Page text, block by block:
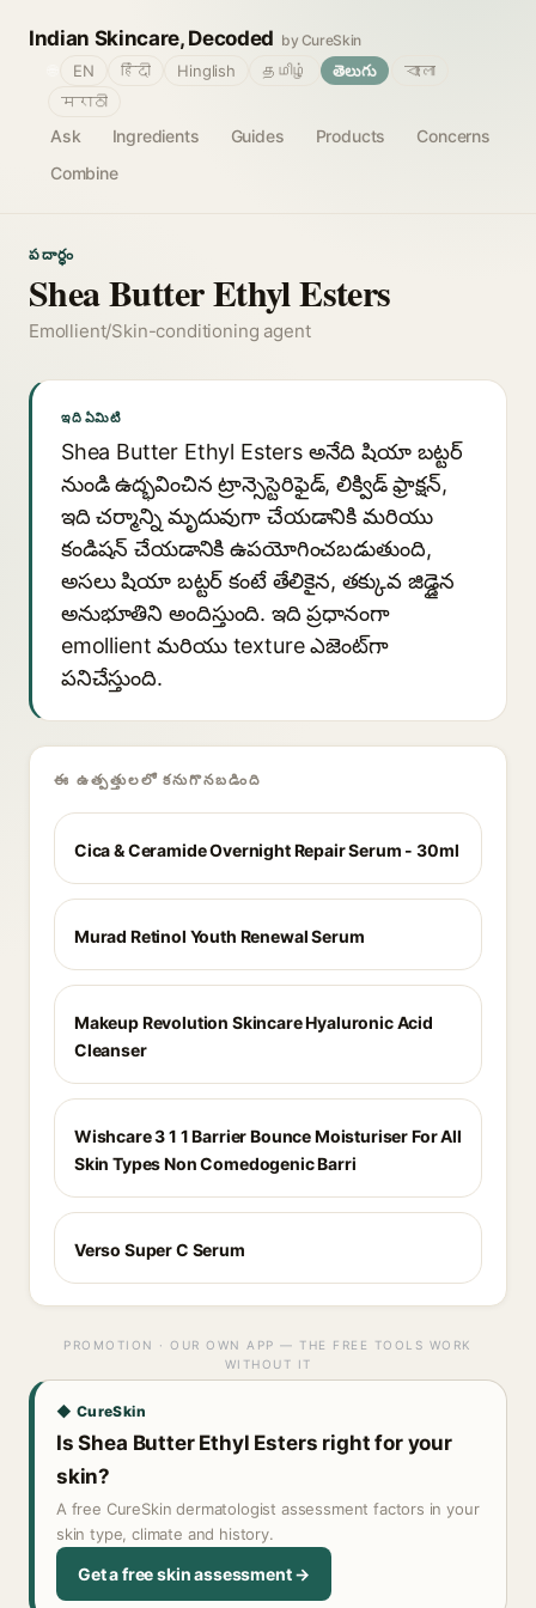
Indian Skincare, Decoded by CureSkin
Ask Ingredients Guides Products
Concerns
Combine
EN हिंदी Hinglish தமிழ் తెలుగు
বাংলা
मराठी
పదార్థం
Shea Butter Ethyl Esters
Emollient/Skin-conditioning agent
ఇది ఏమిటి
Shea Butter Ethyl Esters అనేది షియా బట్టర్
నుండి ఉద్భవించిన ట్రాన్సెస్టెరిఫైడ్, లిక్విడ్ ఫ్రాక్షన్,
ఇది చర్మాన్ని మృదువుగా చేయడానికి మరియు
కండిషన్ చేయడానికి ఉపయోగించబడుతుంది,
అసలు షియా బట్టర్ కంటే తేలికైన, తక్కువ జిడ్డైన
అనుభూతిని అందిస్తుంది. ఇది ప్రధానంగా
emollient మరియు texture ఎజెంట్‌గా
పనిచేస్తుంది.
ఈ ఉత్పత్తులలో కనుగొనబడింది
Cica & Ceramide Overnight Repair Serum - 30ml
Murad Retinol Youth Renewal Serum
Makeup Revolution Skincare Hyaluronic Acid
Cleanser
Wishcare 3 1 1 Barrier Bounce Moisturiser For All
Skin Types Non Comedogenic Barri
Verso Super C Serum
PROMOTION · OUR OWN APP — THE FREE TOOLS WORK
WITHOUT IT
◆ CureSkin
Is Shea Butter Ethyl Esters right for your
skin?
A free CureSkin dermatologist assessment factors in your
skin type, climate and history.
Get a free skin assessment →